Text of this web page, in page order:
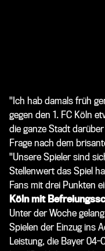
"Ich hab damals früh
gegen den 1. FC Köln
die ganze Stadt
Frage nach dem
"Unsere Spieler sind
Stellenwert das Spiel
Fans mit drei Punkten
Köln mit
Unter der Woche
Spielen der Einzug ins
Leistung, die Bayer